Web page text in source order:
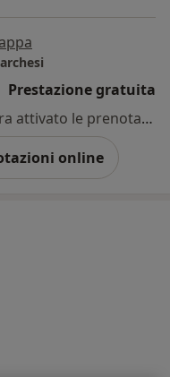
Prestazione gratuita
Questo dottore non ha ancora attivato le prenotazioni online presso questo indirizzo.
online